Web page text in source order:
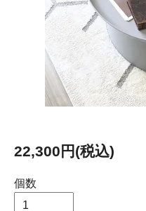
22,300円(税込)
個数